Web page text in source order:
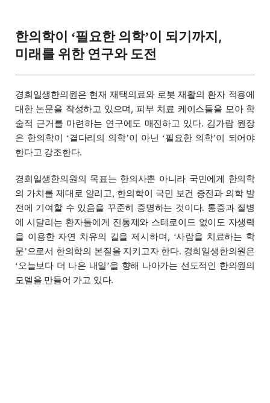
한의학이 ‘필요한 의학’이 되기까지,
미래를 위한 연구와 도전
경희일생한의원은 현재 재택의료와 로봇 재활의 환자 적용에
대한 논문을 작성하고 있으며, 피부 치료 케이스들을 모아 학
술적 근거를 마련하는 연구에도 매진하고 있다. 김가람 원장
은 한의학이 ‘곁다리의 의학’이 아닌 ‘필요한 의학’이 되어야
한다고 강조한다.
경희일생한의원의 목표는 한의사뿐 아니라 국민에게 한의학
의 가치를 제대로 알리고, 한의학이 국민 보건 증진과 의학 발
전에 기여할 수 있음을 꾸준히 증명하는 것이다. 통증과 질병
에 시달리는 환자들에게 진통제와 스테로이드 없이도 자생력
을 이용한 자연 치유의 길을 제시하며, ‘사람을 치료하는 학
문’으로서 한의학의 본질을 지키고자 한다. 경희일생한의원은
‘오늘보다 더 나은 내일’을 향해 나아가는 선도적인 한의원의
모델을 만들어 가고 있다.